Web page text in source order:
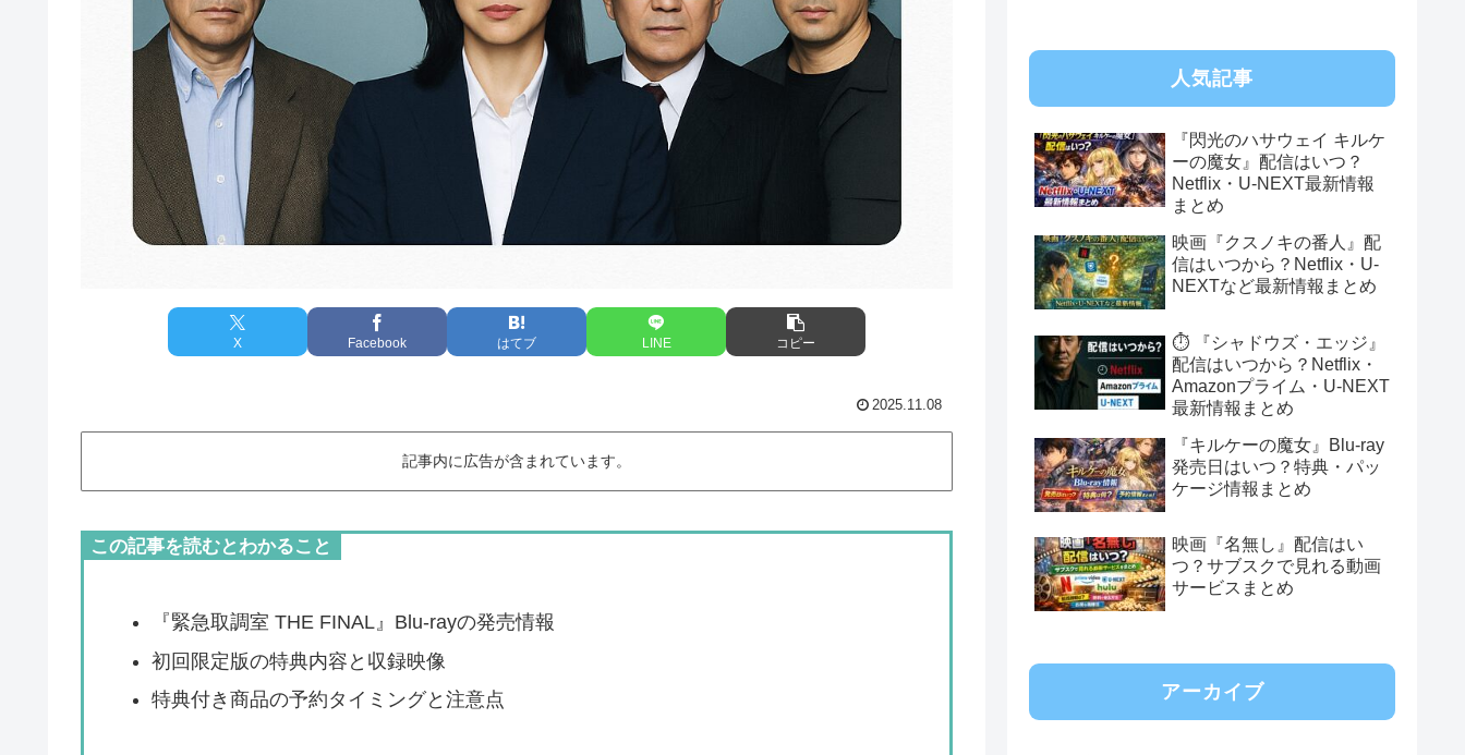
X Facebook はてブ LINE コピー
2025.11.08
記事内に広告が含まれています。
この記事を読むとわかること
『緊急取調室 THE FINAL』Blu-rayの発売情報
初回限定版の特典内容と収録映像
特典付き商品の予約タイミングと注意点
人気記事
『閃光のハサウェイ キルケ
ーの魔女』配信はいつ？
Netflix・U-NEXT最新情報
まとめ
映画『クスノキの番人』配
信はいつから？Netflix・U-
NEXTなど最新情報まとめ
⏱️ 『シャドウズ・エッジ』
配信はいつから？Netflix・
Amazonプライム・U-NEXT
最新情報まとめ
『キルケーの魔女』Blu-ray
発売日はいつ？特典・パッ
ケージ情報まとめ
映画『名無し』配信はい
つ？サブスクで見れる動画
サービスまとめ
アーカイブ